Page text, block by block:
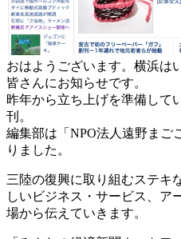
おはようございます。横浜は
皆さんにお知らせです。
昨年から立ち上げを準備して
刊。
編集部は「NPO法人遠野まご
りました。
三陸の復興に取り組むステキ
しいビジネス・サービス、ア
場から伝えていきます。